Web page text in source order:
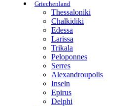
Griechenland
Thessaloniki
Chalkidiki
Edessa
Larissa
Trikala
Peloponnes
Serres
Alexandroupolis
Inseln
Epirus
Delphi